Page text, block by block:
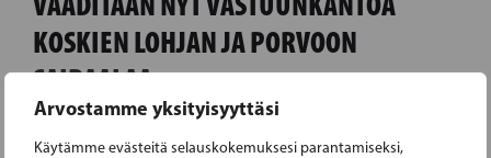
Arvostamme yksityisyyttäsi
Käytämme evästeitä selauskokemuksesi parantamiseksi,
KOSKIEN LOHJAN JA PORVOON
SAIRAALAA
RKP:n kansanedustaja Henrik Wickström